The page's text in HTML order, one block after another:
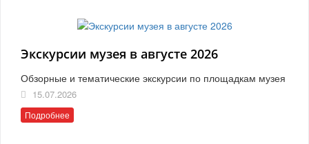
Экскурсии музея в августе 2026
Обзорные и тематические экскурсии по площадкам музея
15.07.2026
Подробнее